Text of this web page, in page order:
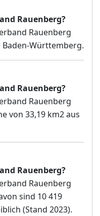
Rauenberg?
Rauenberg
Württemberg.
Rauenberg?
Rauenberg
von 33,19 km2 aus
Rauenberg?
Rauenberg
sind 10 419
(Stand 2023).